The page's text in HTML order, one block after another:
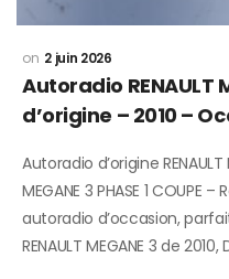
2 juin 2026
Autoradio RENAULT
d’origine – 2010 –
Autoradio d’origine
MEGANE 3 PHASE 1 COUPE
autoradio d’occasion,
RENAULT MEGANE 3 de 2010,